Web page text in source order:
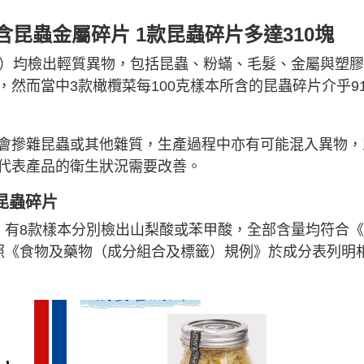
昆蟲金屬碎片 1款昆蟲碎片多達310塊
均檢出輕質異物，包括昆蟲、粉蟎、毛髮、金屬與塑
然而當中3款橄欖菜每100克樣本所含的昆蟲碎片介乎
摻雜昆蟲或其他雜質，生產過程中亦有可能混入異物
表產品的衛生狀況需要改善。
蟲碎片
8款樣本分別檢出山梨酸或苯甲酸，全部含量均符合
食物及藥物（成分組合及標籤）規例》於成分表列明